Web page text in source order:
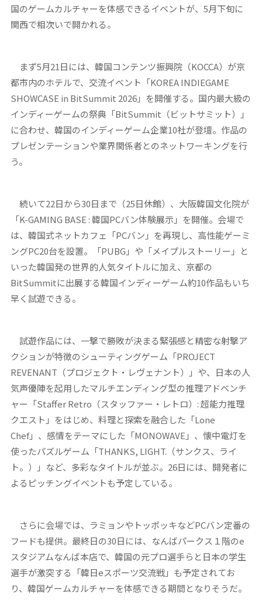
国のゲームカルチャーを体感できるイベントが、5月下旬に
関西で相次いで開かれる。
まず5月21日には、韓国コンテンツ振興院（KOCCA）が京
都市内のホテルで、交流イベント「KOREA INDIEGAME
SHOWCASE in BitSummit 2026」を開催する。国内最大級の
インディーゲームの祭典「BitSummit（ビットサミット）」
に合わせ、韓国のインディーゲーム企業10社が登壇。作品の
プレゼンテーションや業界関係者とのネットワーキングを行
う。
続いて22日から30日まで（25日休館）、大阪韓国文化院が
「K-GAMING BASE : 韓国PCバン体験展示」を開催。会場で
は、韓国式ネットカフェ「PCバン」を再現し、高性能ゲーミ
ングPC20台を設置。「PUBG」や「メイプルストーリー」と
いった韓国発の世界的人気タイトルに加え、京都の
BitSummitに出展する韓国インディーゲーム約10作品もいち
早く試遊できる。
試遊作品には、一撃で勝敗が決まる緊張感と精密な射撃ア
クションが特徴のシューティングゲーム「PROJECT
REVENANT（プロジェクト・レヴェナント）」や、日本の人
気声優陣を起用したマルチエンディング型の推理アドベンチ
ャー「Staffer Retro（スタッファー・レトロ）: 超能力推理
クエスト」をはじめ、料理と探索を融合した「Lone
Chef」、感情をテーマにした「MONOWAVE」、懐中電灯を
使ったパズルゲーム「THANKS, LIGHT.（サンクス、ライ
ト。）」など、多彩なタイトルが並ぶ。26日には、開発者に
よるピッチングイベントも予定している。
さらに会場では、ラミョンやトッポッキなどPCバン定番の
フードも提供。最終日の30日には、なんばパークス１階のe
スタジアムなんば本店で、韓国の元プロ選手らと日本の学生
選手が激突する「韓日eスポーツ交流戦」も予定されてお
り、韓国ゲームカルチャーを体感できる期間となりそうだ。